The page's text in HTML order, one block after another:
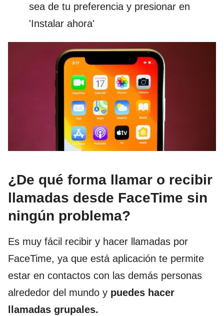
sea de tu preferencia y presionar en
'Instalar ahora'
¿De qué forma llamar o recibir
llamadas desde FaceTime sin
ningún problema?
Es muy fácil recibir y hacer llamadas por
FaceTime, ya que está aplicación te permite
estar en contactos con las demás personas
alrededor del mundo y puedes hacer
llamadas grupales.